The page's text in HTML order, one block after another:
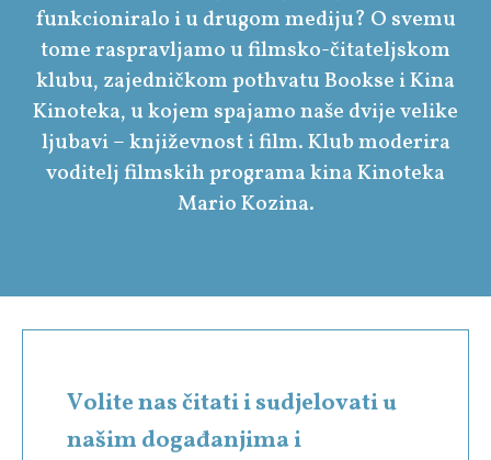
funkcioniralo i u drugom mediju? O svemu
tome raspravljamo u filmsko-čitateljskom
klubu, zajedničkom pothvatu Bookse i Kina
Kinoteka, u kojem spajamo naše dvije velike
ljubavi – književnost i film. Klub moderira
voditelj filmskih programa kina Kinoteka
Mario Kozina.
Volite nas čitati i sudjelovati u
našim događanjima i